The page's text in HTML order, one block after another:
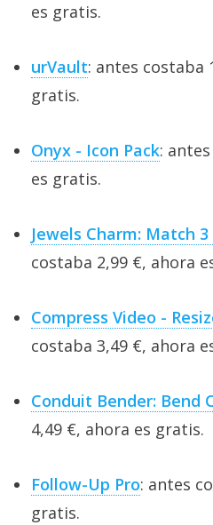
es gratis.
urVault: antes costaba
gratis.
Onyx - Icon Pack:
es gratis.
Jewels Charm: Match 3
costaba 2,99 €, ahora
Compress Video -
costaba 3,49 €, ahora
Conduit Bender: Bend
4,49 €, ahora es gratis.
Follow-Up Pro: antes
gratis.